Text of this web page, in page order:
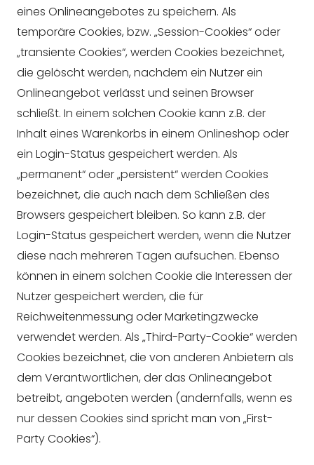
eines Onlineangebotes zu speichern. Als
temporäre Cookies, bzw. „Session-Cookies“ oder
„transiente Cookies“, werden Cookies bezeichnet,
die gelöscht werden, nachdem ein Nutzer ein
Onlineangebot verlässt und seinen Browser
schließt. In einem solchen Cookie kann z.B. der
Inhalt eines Warenkorbs in einem Onlineshop oder
ein Login-Status gespeichert werden. Als
„permanent“ oder „persistent“ werden Cookies
bezeichnet, die auch nach dem Schließen des
Browsers gespeichert bleiben. So kann z.B. der
Login-Status gespeichert werden, wenn die Nutzer
diese nach mehreren Tagen aufsuchen. Ebenso
können in einem solchen Cookie die Interessen der
Nutzer gespeichert werden, die für
Reichweitenmessung oder Marketingzwecke
verwendet werden. Als „Third-Party-Cookie“ werden
Cookies bezeichnet, die von anderen Anbietern als
dem Verantwortlichen, der das Onlineangebot
betreibt, angeboten werden (andernfalls, wenn es
nur dessen Cookies sind spricht man von „First-
Party Cookies“).